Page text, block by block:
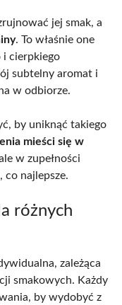
jej smak, a
. To właśnie one
i cierpkiego
subtelny aromat i
w odbiorze.
by uniknąć takiego
mieści się w
w zupełności
co najlepsze.
różnych
zależąca
smakowych. Każdy
by wydobyć z